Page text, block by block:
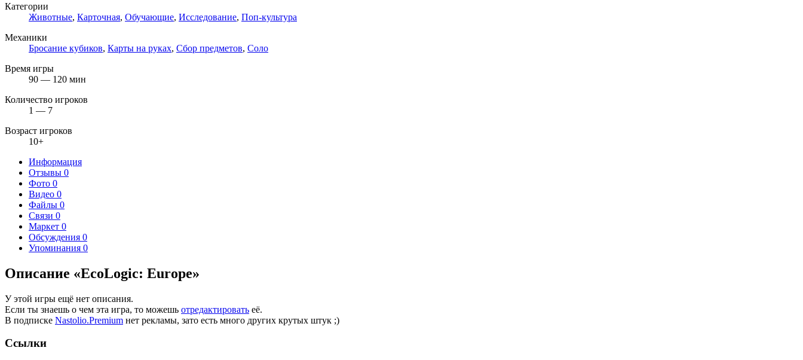
Категории
Животные, Карточная, Обучающие, Исследование, Поп-культура
Механики
Бросание кубиков, Карты на руках, Сбор предметов, Соло
Время игры
90 — 120 мин
Количество игроков
1 — 7
Возраст игроков
10+
Информация
Отзывы 0
Фото 0
Видео 0
Файлы 0
Связи 0
Маркет 0
Обсуждения 0
Упоминания 0
Описание «EcoLogic: Europe»
У этой игры ещё нет описания.
Если ты знаешь о чем эта игра, то можешь отредактировать её.
В подписке Nastolio.Premium нет рекламы, зато есть много других крутых штук ;)
Ссылки